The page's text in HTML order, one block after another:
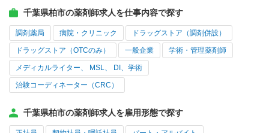
千葉県柏市の薬剤師求人を仕事内容で探す
調剤薬局 病院・クリニック ドラッグストア（調剤併設）
ドラッグストア（OTCのみ） 一般企業 学術・管理薬剤師
メディカルライター、 MSL、 DI、学術
治験コーディネーター（CRC）
千葉県柏市の薬剤師求人を雇用形態で探す